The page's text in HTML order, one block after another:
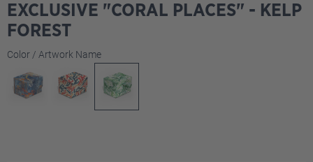
EXCLUSIVE "CORAL PLACES" - KELP
FOREST
Seleccione
Color / Artwork Name